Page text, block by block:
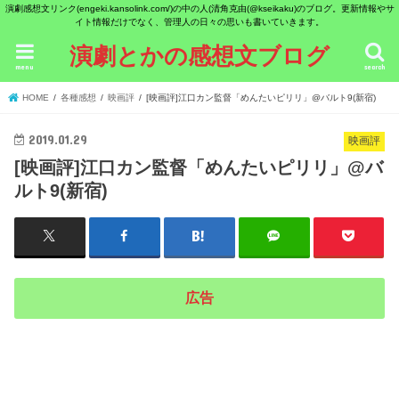
演劇感想文リンク(engeki.kansolink.com/)の中の人(清角克由(@kseikaku)のブログ。更新情報やサ
イト情報だけでなく、管理人の日々の思いも書いていきます。
演劇とかの感想文ブログ search
menu
HOME 各種感想 映画評 [映画評]江口カン監督「めんたいピリリ」@バルト9(新宿)
映画評
2019.01.29
[映画評]江口カン監督「めんたいピリリ」@バ
ルト9(新宿)
広告